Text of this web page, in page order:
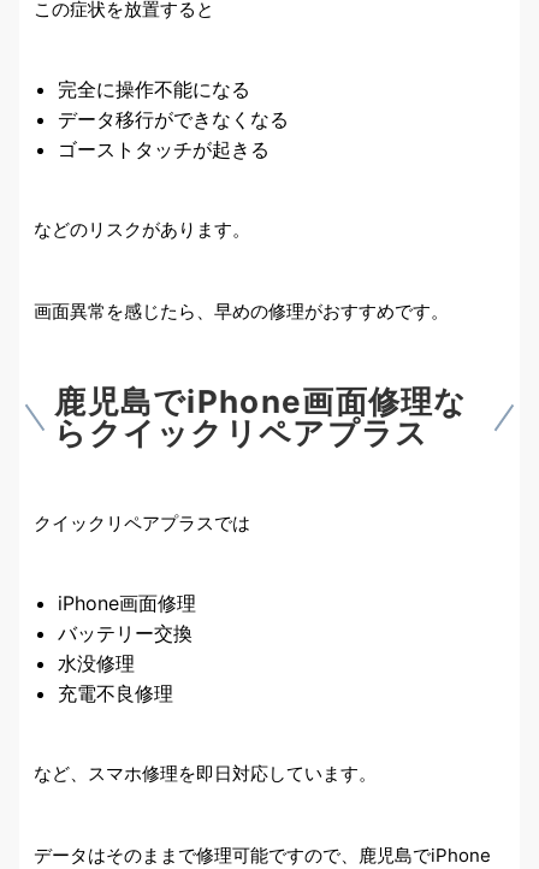
この症状を放置すると
完全に操作不能になる
データ移行ができなくなる
ゴーストタッチが起きる
などのリスクがあります。
画面異常を感じたら、早めの修理がおすすめです。
鹿児島でiPhone画面修理な
らクイックリペアプラス
クイックリペアプラスでは
iPhone画面修理
バッテリー交換
水没修理
充電不良修理
など、スマホ修理を即日対応しています。
データはそのままで修理可能ですので、鹿児島でiPhone